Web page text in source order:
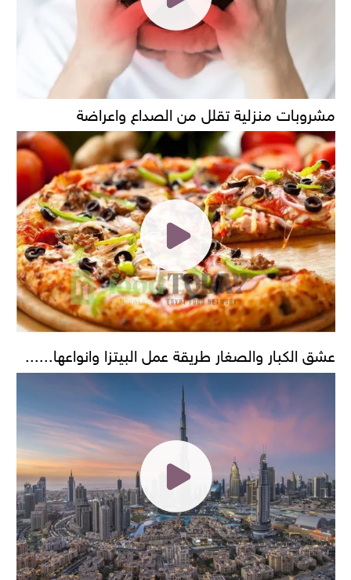
مشروبات منزلية تقلل من الصداع واعراضة
عشق الكبار والصغار طريقة عمل البيتزا وانواعها......